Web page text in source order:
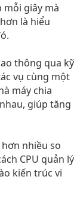
mỗi giây mà
là hiểu
thông qua kỹ
vụ cùng một
máy chia
giúp tăng
nhiều so
CPU quản lý
kiến trúc vi